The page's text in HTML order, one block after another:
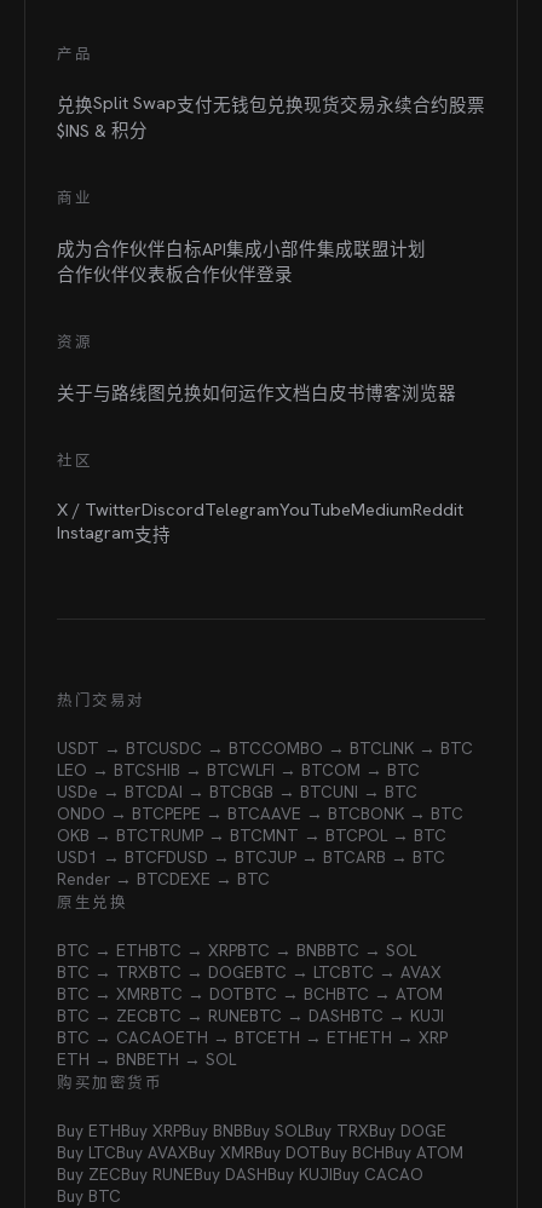
产品
兑换Split Swap支付无钱包兑换现货交易永续合约股票
$INS & 积分
商业
成为合作伙伴白标API集成小部件集成联盟计划
合作伙伴仪表板合作伙伴登录
资源
关于与路线图兑换如何运作文档白皮书博客浏览器
社区
X / TwitterDiscordTelegramYouTubeMediumReddit
Instagram支持
热门交易对
USDT → BTCUSDC → BTCCOMBO → BTCLINK → BTC
LEO → BTCSHIB → BTCWLFI → BTCOM → BTC
USDe → BTCDAI → BTCBGB → BTCUNI → BTC
ONDO → BTCPEPE → BTCAAVE → BTCBONK → BTC
OKB → BTCTRUMP → BTCMNT → BTCPOL → BTC
USD1 → BTCFDUSD → BTCJUP → BTCARB → BTC
Render → BTCDEXE → BTC
原生兑换
BTC → ETHBTC → XRPBTC → BNBBTC → SOL
BTC → TRXBTC → DOGEBTC → LTCBTC → AVAX
BTC → XMRBTC → DOTBTC → BCHBTC → ATOM
BTC → ZECBTC → RUNEBTC → DASHBTC → KUJI
BTC → CACAOETH → BTCETH → ETHETH → XRP
ETH → BNBETH → SOL
购买加密货币
Buy ETHBuy XRPBuy BNBBuy SOLBuy TRXBuy DOGE
Buy LTCBuy AVAXBuy XMRBuy DOTBuy BCHBuy ATOM
Buy ZECBuy RUNEBuy DASHBuy KUJIBuy CACAO
Buy BTC